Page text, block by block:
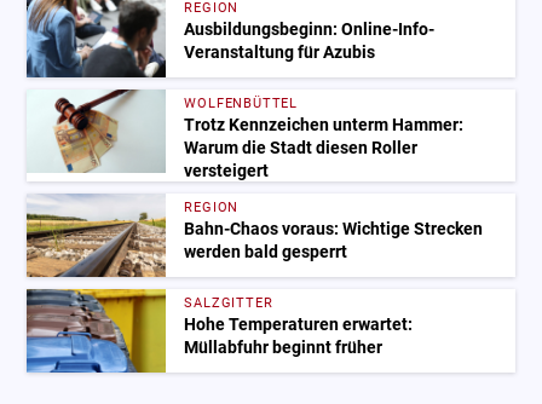
REGION
Ausbildungsbeginn: Online-Info-
Veranstaltung für Azubis
WOLFENBÜTTEL
Trotz Kennzeichen unterm Hammer:
Warum die Stadt diesen Roller
versteigert
REGION
Bahn-Chaos voraus: Wichtige Strecken
werden bald gesperrt
SALZGITTER
Hohe Temperaturen erwartet:
Müllabfuhr beginnt früher